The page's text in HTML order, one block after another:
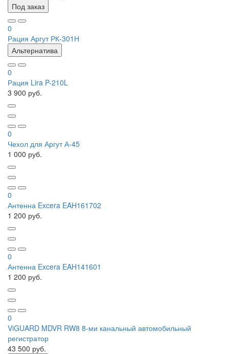
Под заказ
0
Рация Аргут РК-301Н
Альтернатива
0
Рация Lira P-210L
3 900 руб.
0
Чехол для Аргут А-45
1 000 руб.
0
Антенна Excera EAH161702
1 200 руб.
0
Антенна Excera EAH141601
1 200 руб.
0
ViGUARD MDVR RW8 8-ми канальный автомобильный
регистратор
43 500 руб.